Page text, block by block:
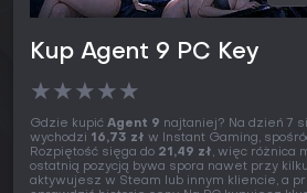
Kup Agent 9 PC Key
★★★★★
Gdzie kupić Agent 9 najtaniej? Na dzień 7
wychodzi 16,73 zł w Instant Gaming,
Rozpiętość sięga do 21,49 zł, więc różnica
ostatnią pozycją bywa spora nawet przy
aktywujesz w Steam lub innym kliencie, a